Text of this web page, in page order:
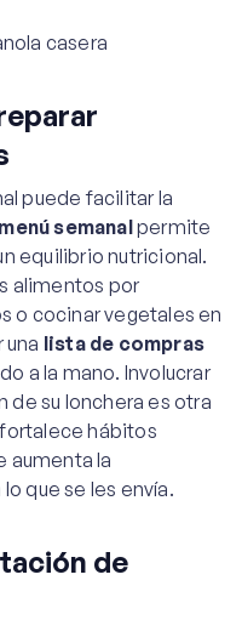
casera
puede facilitar la
menú semanalpermite
equilibrio nutricional.
alimentos por
o cocinar vegetales en
una lista de compras
a la mano. Involucrar
de su lonchera es otra
hábitos
aumenta la
que se les envía.
de